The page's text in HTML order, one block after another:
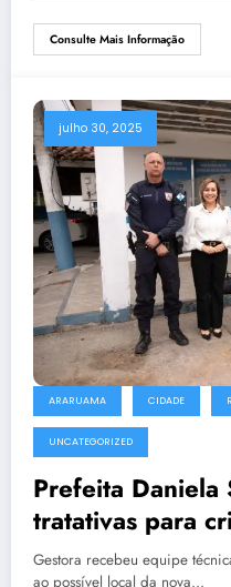
Consulte Mais Informação
julho 30, 2025
ARARUAMA CIDADE
UNCATEGORIZED
Prefeita Daniela
tratativas para
da PM em
Gestora recebeu equipe
ao possível local da nova…